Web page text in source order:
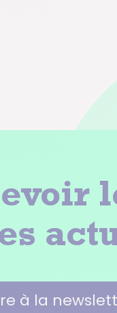
à la